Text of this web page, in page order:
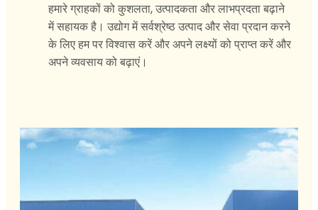
हमारे ग्राहकों को कुशलता, उत्पादकता और लाभप्रदता बढ़ाने
में सहायक है। उद्योग में सर्वश्रेष्ठ उत्पाद और सेवा प्रदान करने
के लिए हम पर विश्वास करें और अपने लक्ष्यों को प्राप्त करें और
अपने व्यवसाय को बढ़ाएं।